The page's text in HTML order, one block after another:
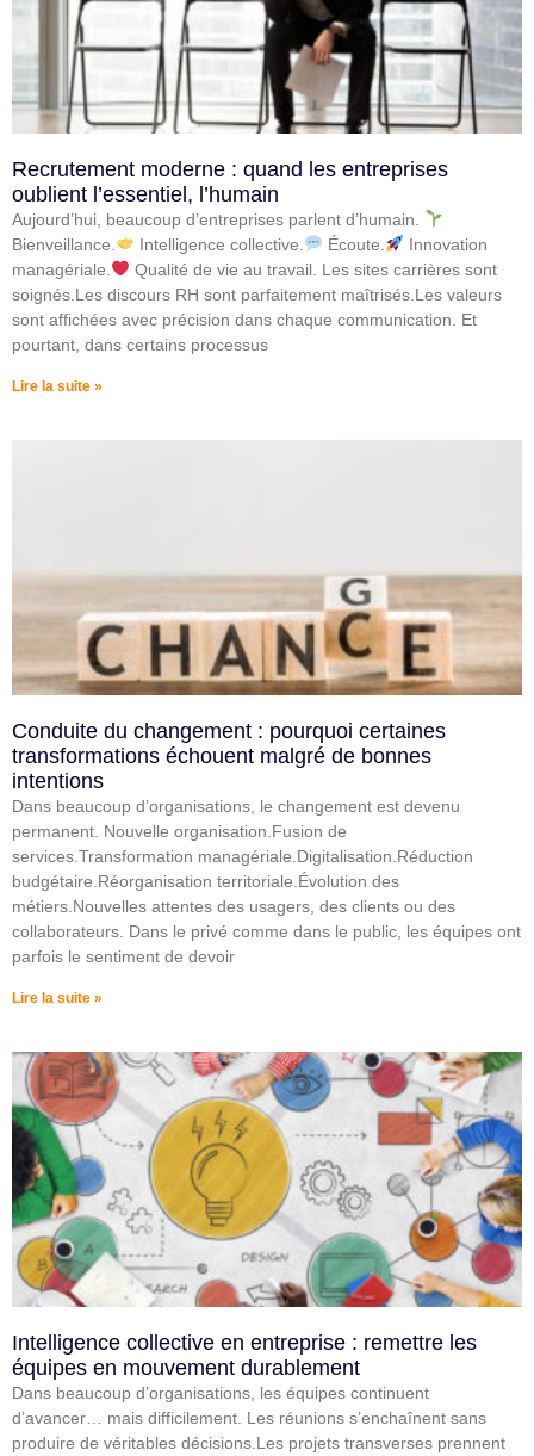
Recrutement moderne : quand les entreprises
oublient l’essentiel, l’humain
Aujourd’hui, beaucoup d’entreprises parlent d’humain.
Bienveillance.
Intelligence collective. Écoute.
Innovation
managériale.
Qualité de vie au travail. Les sites carrières sont
soignés.Les discours RH sont parfaitement maîtrisés.Les valeurs
sont affichées avec précision dans chaque communication. Et
pourtant, dans certains processus
Lire la suite »
Conduite du changement : pourquoi certaines
transformations échouent malgré de bonnes
intentions
Dans beaucoup d’organisations, le changement est devenu
permanent. Nouvelle organisation.Fusion de
services.Transformation managériale.Digitalisation.Réduction
budgétaire.Réorganisation territoriale.Évolution des
métiers.Nouvelles attentes des usagers, des clients ou des
collaborateurs. Dans le privé comme dans le public, les équipes ont
parfois le sentiment de devoir
Lire la suite »
Intelligence collective en entreprise : remettre les
équipes en mouvement durablement
Dans beaucoup d’organisations, les équipes continuent
d’avancer… mais difficilement. Les réunions s’enchaînent sans
produire de véritables décisions.Les projets transverses prennent